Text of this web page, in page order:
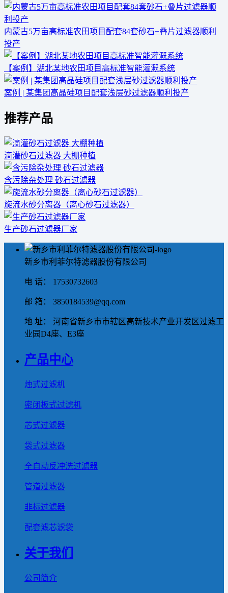
内蒙古5万亩高标准农田项目配套84套砂石+叠片过滤器顺利
投产
【案例】湖北某地农田项目高标准智能灌溉系统
案例 | 某集团高晶硅项目配套浅层砂过滤器顺利投产
推荐产品
滴灌砂石过滤器 大棚种植
含污除杂处理 砂石过滤器
旋流水砂分离器（离心砂石过滤器）
生产砂石过滤器厂家
新乡市利菲尔特滤器股份有限公司
电 话： 17530732603
邮 箱： 3850184539@qq.com
地 址： 河南省新乡市市辖区高新技术产业开发区过滤工
业园D4座、E3座
产品中心
烛式过滤机
密闭板式过滤机
芯式过滤器
袋式过滤器
全自动反冲洗过滤器
管道过滤器
非标过滤器
配套滤芯滤袋
关于我们
公司简介